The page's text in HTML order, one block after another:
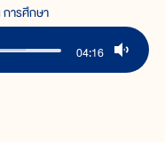
การศึกษา
04:16